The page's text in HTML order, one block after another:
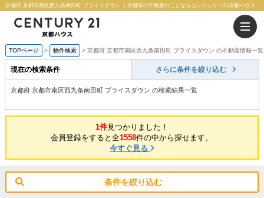
京都府 京都市南区西九条南田町 プライスダウン ｜京都市の不動産のことならセンチュリー21京都ハウス
TOPページ 物件検索 京都府 京都市南区西九条南田町 プライスダウン の不動産情報一覧
現在の検索条件 さらに条件を絞り込む
京都府 京都市南区西九条南田町 プライスダウン の検索結果一覧
1件見つかりました！
会員登録をすると全1558件の中から探せます。
今すぐ見る
条件を絞り込む